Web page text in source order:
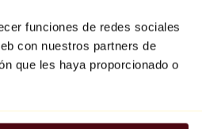
funciones de redes sociales
con nuestros partners de
que les haya proporcionado o